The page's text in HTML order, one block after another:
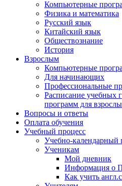
Компьютерные
Физика и математика
Русский язык
Китайский язык
Обществознание
История
Взрослым
Компьютерные
Для начинающих
Профессиональные
Расписание учебных
программ для
Вопросы и ответы
Оплата обучения
Учебный процесс
Учебно-календарный
Ученикам
Мой дневник
Информация о
Как учить